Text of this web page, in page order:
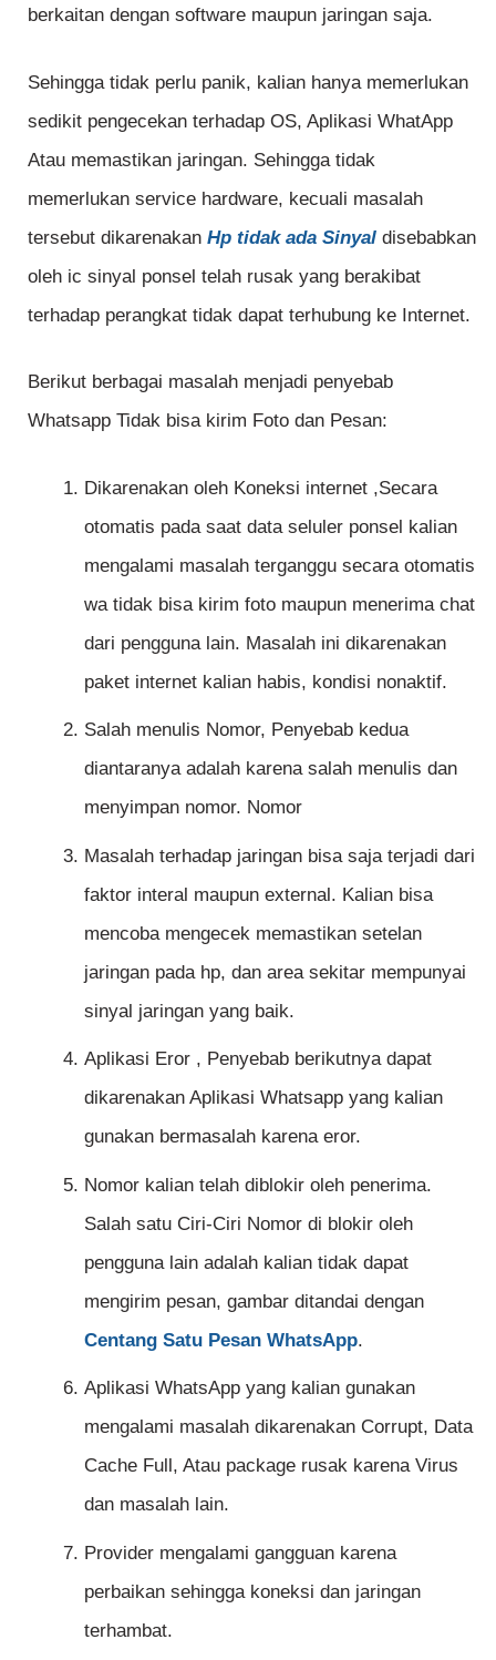
berkaitan dengan software maupun jaringan saja.
Sehingga tidak perlu panik, kalian hanya memerlukan
sedikit pengecekan terhadap OS, Aplikasi WhatApp
Atau memastikan jaringan. Sehingga tidak
memerlukan service hardware, kecuali masalah
tersebut dikarenakan Hp tidak ada Sinyal disebabkan
oleh ic sinyal ponsel telah rusak yang berakibat
terhadap perangkat tidak dapat terhubung ke Internet.
Berikut berbagai masalah menjadi penyebab
Whatsapp Tidak bisa kirim Foto dan Pesan:
Dikarenakan oleh Koneksi internet ,Secara
otomatis pada saat data seluler ponsel kalian
mengalami masalah terganggu secara otomatis
wa tidak bisa kirim foto maupun menerima chat
dari pengguna lain. Masalah ini dikarenakan
paket internet kalian habis, kondisi nonaktif.
Salah menulis Nomor, Penyebab kedua
diantaranya adalah karena salah menulis dan
menyimpan nomor. Nomor
Masalah terhadap jaringan bisa saja terjadi dari
faktor interal maupun external. Kalian bisa
mencoba mengecek memastikan setelan
jaringan pada hp, dan area sekitar mempunyai
sinyal jaringan yang baik.
Aplikasi Eror , Penyebab berikutnya dapat
dikarenakan Aplikasi Whatsapp yang kalian
gunakan bermasalah karena eror.
Nomor kalian telah diblokir oleh penerima.
Salah satu Ciri-Ciri Nomor di blokir oleh
pengguna lain adalah kalian tidak dapat
mengirim pesan, gambar ditandai dengan
Centang Satu Pesan WhatsApp.
Aplikasi WhatsApp yang kalian gunakan
mengalami masalah dikarenakan Corrupt, Data
Cache Full, Atau package rusak karena Virus
dan masalah lain.
Provider mengalami gangguan karena
perbaikan sehingga koneksi dan jaringan
terhambat.